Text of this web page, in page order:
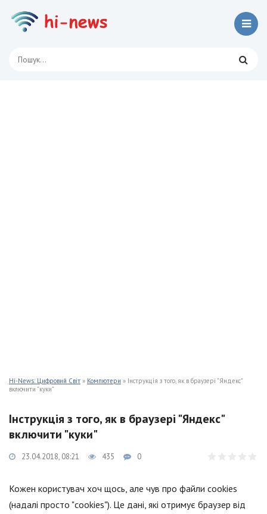
Hi-News: Цифровий Світ » Компютери » Інструкція з того, як в браузері "Яндекс"
включити "куки"
Інструкція з того, як в браузері "Яндекс"
включити "куки"
23.04.2018, 08:21 435 0
Кожен користувач хоч щось, але чув про файли cookies
(надалі просто "cookies"). Це дані, які отримує браузер від